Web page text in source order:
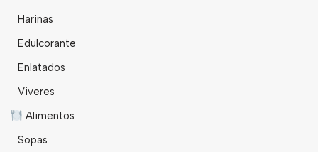
Harinas
Edulcorante
Enlatados
Viveres
Alimentos
Sopas